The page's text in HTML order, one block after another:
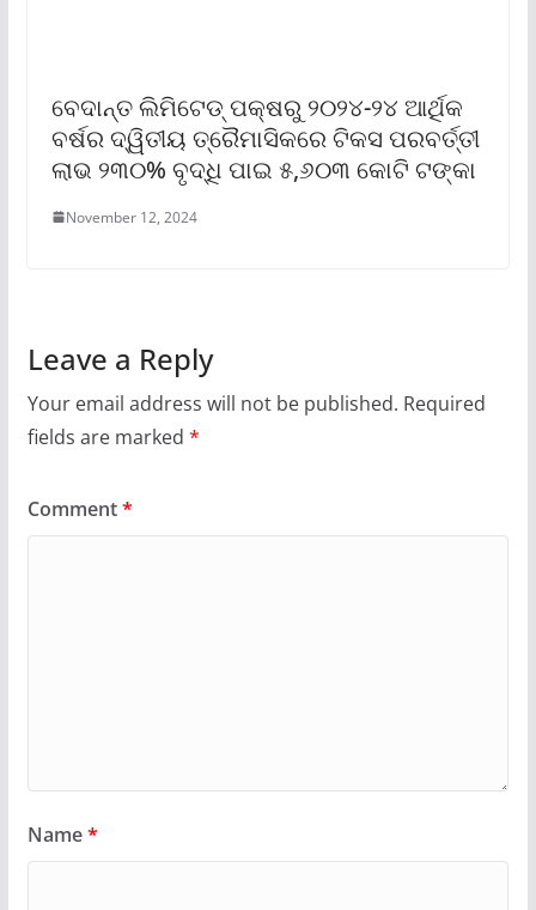
ବେଦାନ୍ତ ଲିମିଟେଡ୍ ପକ୍ଷରୁ ୨୦୨୪-୨୪ ଆର୍ଥିକ
ବର୍ଷର ଦ୍ୱିତୀୟ ତ୍ରୈମାସିକରେ ଟିକସ ପରବର୍ତ୍ତୀ
ଲାଭ ୨୩୦% ବୃଦ୍ଧି ପାଇ ୫,୬୦୩ କୋଟି ଟଙ୍କା
November 12, 2024
Leave a Reply
Your email address will not be published. Required
fields are marked *
Comment*
Name*